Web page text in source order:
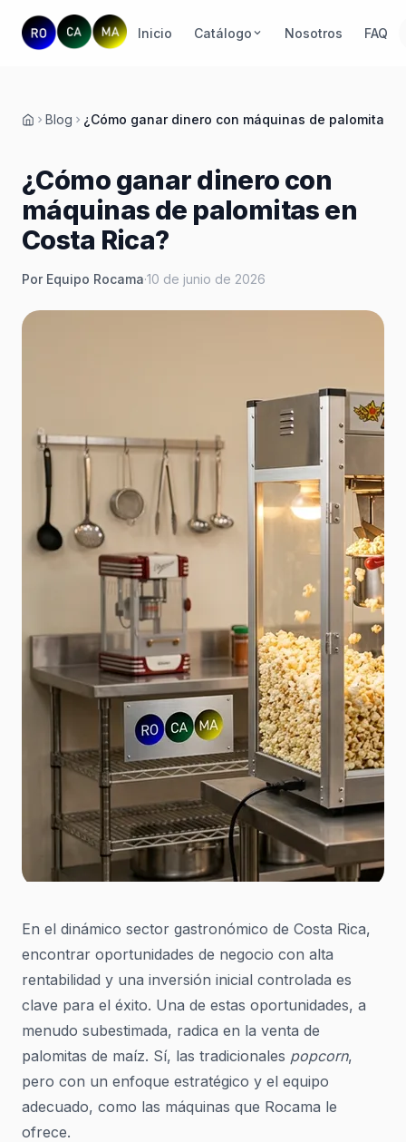
Inicio Catálogo Nosotros FAQ
Inicio
Blog ¿Cómo ganar dinero con máquinas de palomitas
¿Cómo ganar dinero con
máquinas de palomitas en
Costa Rica?
Por Equipo Rocama·10 de junio de 2026
En el dinámico sector gastronómico de Costa Rica,
encontrar oportunidades de negocio con alta
rentabilidad y una inversión inicial controlada es
clave para el éxito. Una de estas oportunidades, a
menudo subestimada, radica en la venta de
palomitas de maíz. Sí, las tradicionales popcorn,
pero con un enfoque estratégico y el equipo
adecuado, como las máquinas que Rocama le
ofrece.